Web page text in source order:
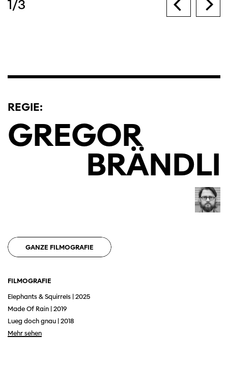
1/3
REGIE:
GREGOR
BRÄNDLI
GANZE FILMOGRAFIE
FILMOGRAFIE
Elephants & Squirrels | 2025
Made Of Rain | 2019
Lueg doch gnau | 2018
Mehr sehen